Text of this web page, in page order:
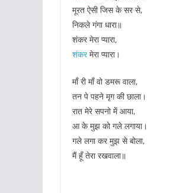
मूरत ऐसी जिस के सर से,
निकले गंगा धारा॥
शंकर मेरा प्यारा,
शंकरमेरा प्यारा।
माँ री माँ वो डमरू वाला,
तन पे पहने मृग की छाला।
रात मेरे सपनो में आया,
आ के मुझ को गले लगाया।
गले लगा कर मुझ से बोला,
मैं हूँ तेरा रखवाला॥